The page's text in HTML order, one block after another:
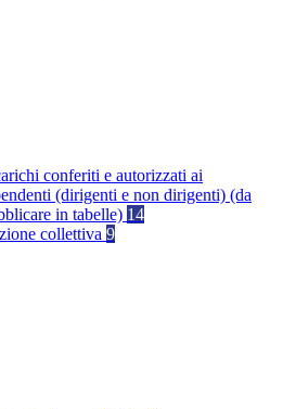
conferiti e autorizzati ai
(dirigenti e non dirigenti) (da
in tabelle) 14
collettiva 9